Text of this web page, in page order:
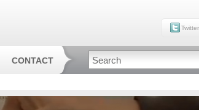
Twitter
CONTACT